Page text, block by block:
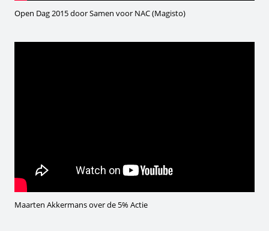
Open Dag 2015 door Samen voor NAC (Magisto)
Maarten Akkermans over de 5% Actie